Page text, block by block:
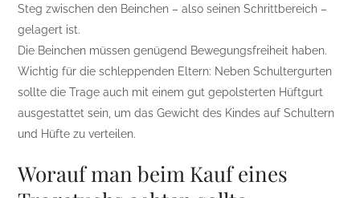
Steg zwischen den Beinchen – also seinen Schrittbereich –
gelagert ist.
Die Beinchen müssen genügend Bewegungsfreiheit haben.
Wichtig für die schleppenden Eltern: Neben Schultergurten
sollte die Trage auch mit einem gut gepolsterten Hüftgurt
ausgestattet sein, um das Gewicht des Kindes auf Schultern
und Hüfte zu verteilen.
Worauf man beim Kauf eines